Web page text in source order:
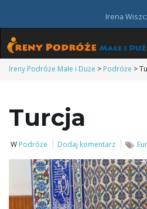
Irena
Ireny Podróże Małe i Duże > Podróże >
Turcja
W Podróże Dodaj komentarz